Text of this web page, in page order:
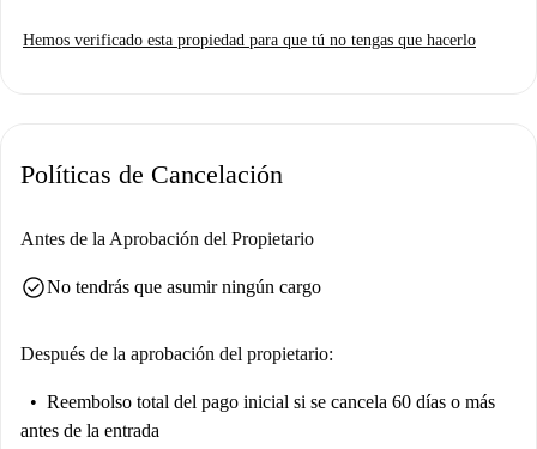
inspeccionado por Spotahome, garantizando calidad y fiabilidad.
restaurantes Cachitos Rambla y Blau i Verd, y la atracción turística
animada cultura local desde la puerta de tu casa.
Hemos verificado esta propiedad para que tú no tengas que hacerlo
Políticas de Cancelación
Antes de la Aprobación del Propietario
check_circleNo tendrás que asumir ningún cargo
Después de la aprobación del propietario:
Reembolso total del pago inicial si se cancela 60 días o más
antes de la entrada